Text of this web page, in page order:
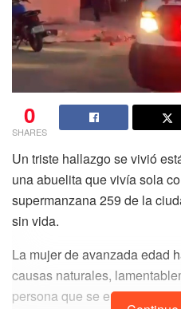
0
SHARES
Un triste hallazgo se vivió
una abuelita que vivía sola
supermanzana 259 de la
sin vida.
La mujer de avanzada edad
causas naturales,
persona que se encargaba